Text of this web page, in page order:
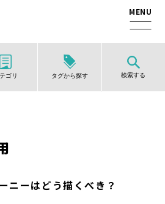
ゴリ タグから探す 検索する
ニーはどう描くべき？